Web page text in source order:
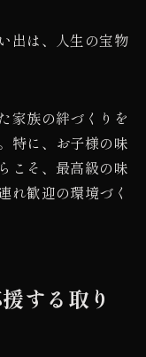
出は、人生の宝物
家族の絆づくりを
特に、お子様の味
こそ、最高級の味
れ歓迎の環境づく
する取り